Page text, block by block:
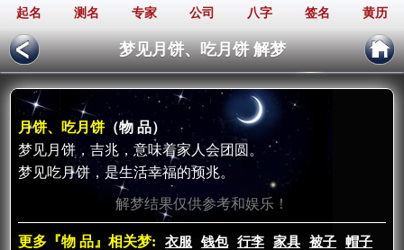
起名 测名 专家 公司 八字 签名 黄历
梦见月饼、吃月饼 解梦
月饼、吃月饼（物 品）
梦见月饼，吉兆，意味着家人会团圆。
梦见吃月饼，是生活幸福的预兆。
解梦结果仅供参考和娱乐！
更多『物 品』相关梦: 衣服 钱包 行李 家具 被子
帽子